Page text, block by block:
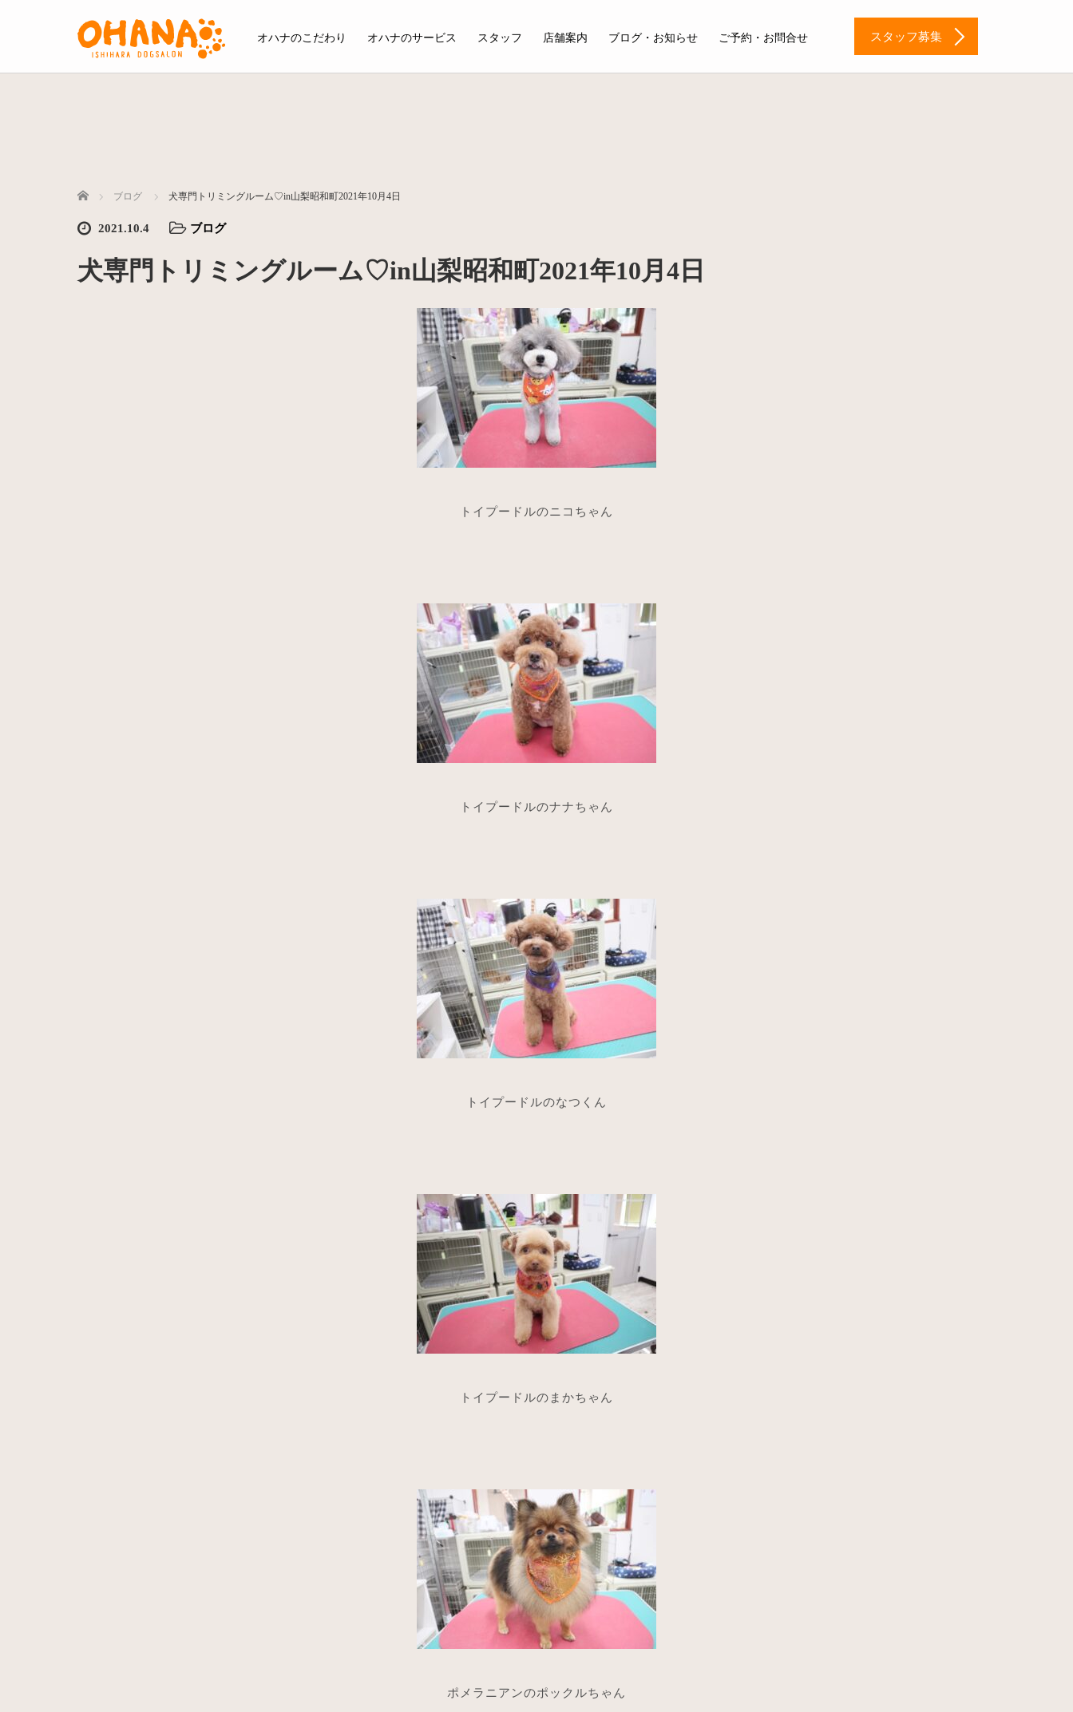
オハナのこだわり オハナのサービス スタッフ 店舗案内 ブログ・お知らせ ご予約・お問合せ スタッフ募集
ホーム ブログ 犬専門トリミングルーム♡in山梨昭和町2021年10月4日
2021.10.4 ブログ
犬専門トリミングルーム♡in山梨昭和町2021年10月4日
トイプードルのニコちゃん
トイプードルのナナちゃん
トイプードルのなつくん
トイプードルのまかちゃん
ポメラニアンのポックルちゃん